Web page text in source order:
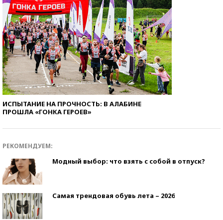
ИСПЫТАНИЕ НА ПРОЧНОСТЬ: В АЛАБИНЕ
ПРОШЛА «ГОНКА ГЕРОЕВ»
РЕКОМЕНДУЕМ:
Модный выбор: что взять с собой в отпуск?
Самая трендовая обувь лета – 2026